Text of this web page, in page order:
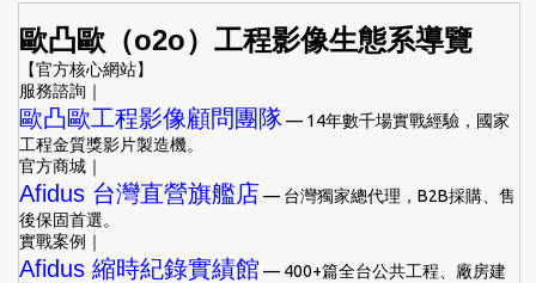
歐凸歐（o2o）工程影像生態系導覽
【官方核心網站】
服務諮詢｜
歐凸歐工程影像顧問團隊 — 14年數千場實戰經驗，國家
工程金質獎影片製造機。
官方商城｜
Afidus 台灣直營旗艦店— 台灣獨家總代理，B2B採購、售
後保固首選。
實戰案例｜
Afidus 縮時紀錄實績館 — 400+篇全台公共工程、廠房建